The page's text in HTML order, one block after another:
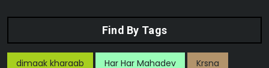
Find By Tags
dimaak kharaab Har Har Mahadev Krsna